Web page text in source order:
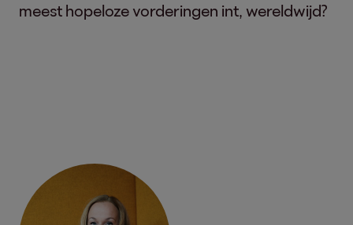
meest hopeloze vorderingen int, wereldwijd?